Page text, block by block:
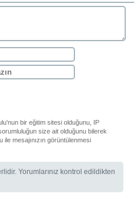
bir eğitim sitesi olduğunu, IP
size ait olduğunu bilerek
ile mesajınızın görüntülenmesi
Yorumlarınız kontrol edildikten